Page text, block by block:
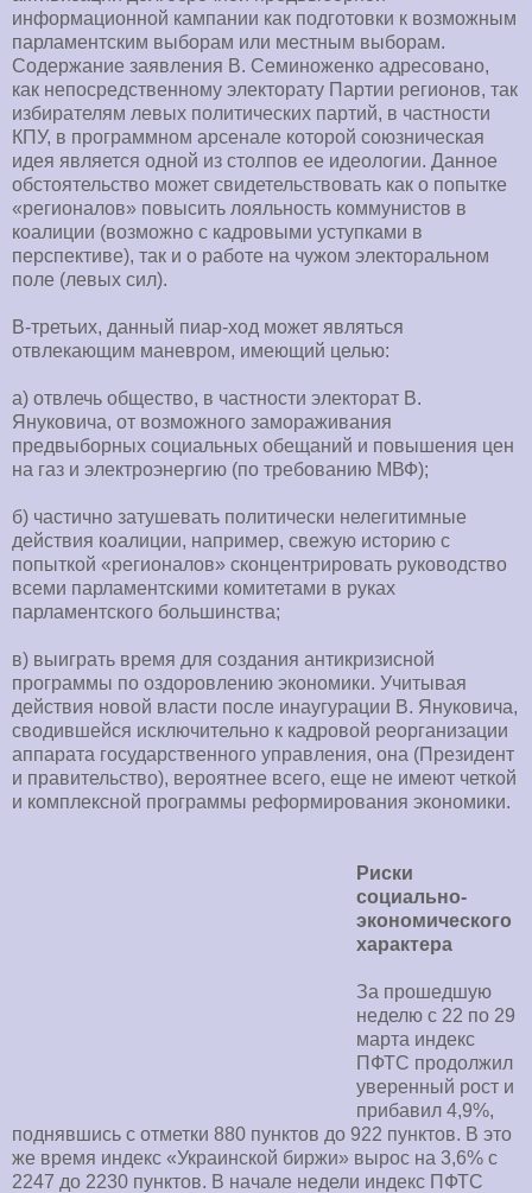
информационной кампании как подготовки к возможным
парламентским выборам или местным выборам.
Содержание заявления В. Семиноженко адресовано,
как непосредственному электорату Партии регионов, так
избирателям левых политических партий, в частности
КПУ, в программном арсенале которой союзническая
идея является одной из столпов ее идеологии. Данное
обстоятельство может свидетельствовать как о попытке
«регионалов» повысить лояльность коммунистов в
коалиции (возможно с кадровыми уступками в
перспективе), так и о работе на чужом электоральном
поле (левых сил).
В-третьих, данный пиар-ход может являться
отвлекающим маневром, имеющий целью:
а) отвлечь общество, в частности электорат В.
Януковича, от возможного замораживания
предвыборных социальных обещаний и повышения цен
на газ и электроэнергию (по требованию МВФ);
б) частично затушевать политически нелегитимные
действия коалиции, например, свежую историю с
попыткой «регионалов» сконцентрировать руководство
всеми парламентскими комитетами в руках
парламентского большинства;
в) выиграть время для создания антикризисной
программы по оздоровлению экономики. Учитывая
действия новой власти после инаугурации В. Януковича,
сводившейся исключительно к кадровой реорганизации
аппарата государственного управления, она (Президент
и правительство), вероятнее всего, еще не имеют четкой
и комплексной программы реформирования экономики.
Риски
социально-
экономического
характера
За прошедшую
неделю с 22 по 29
марта индекс
ПФТС продолжил
уверенный рост и
прибавил 4,9%,
поднявшись с отметки 880 пунктов до 922 пунктов. В это
же время индекс «Украинской биржи» вырос на 3,6% с
2247 до 2230 пунктов. В начале недели индекс ПФТС